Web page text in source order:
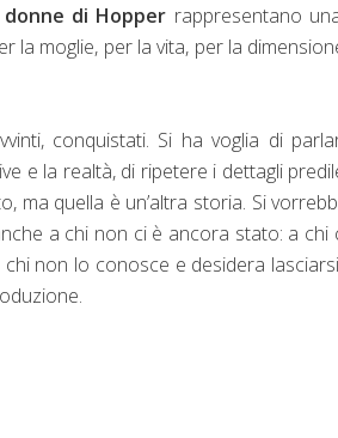
donne di Hopper rappresentano
la moglie, per la vita, per la
conquistati. Si ha voglia di
e la realtà, di ripetere i dettagli
ma quella è un’altra storia. Si
a chi non ci è ancora stato: a chi
non lo conosce e desidera